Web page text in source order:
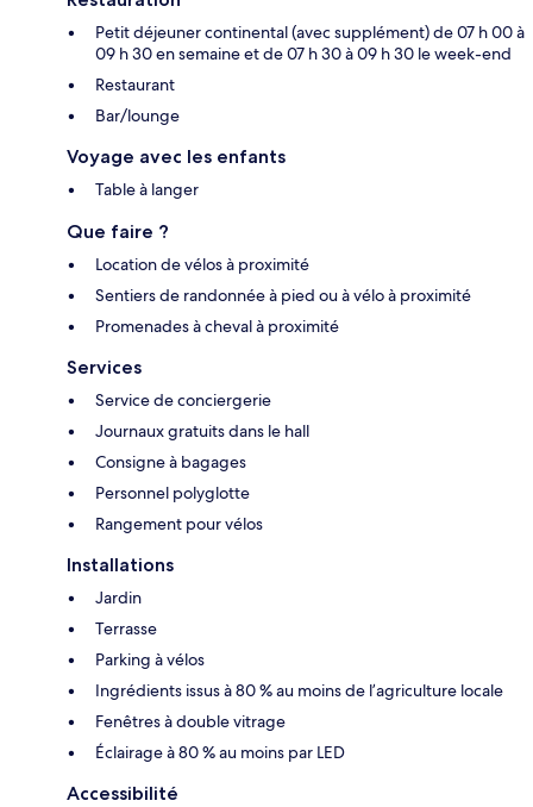
Petit déjeuner continental (avec supplément) de 07 h 00 à
09 h 30 en semaine et de 07 h 30 à 09 h 30 le week-end
Restaurant
Bar/lounge
Voyage avec les enfants
Table à langer
Que faire ?
Location de vélos à proximité
Sentiers de randonnée à pied ou à vélo à proximité
Promenades à cheval à proximité
Services
Service de conciergerie
Journaux gratuits dans le hall
Consigne à bagages
Personnel polyglotte
Rangement pour vélos
Installations
Jardin
Terrasse
Parking à vélos
Ingrédients issus à 80 % au moins de l’agriculture locale
Fenêtres à double vitrage
Éclairage à 80 % au moins par LED
Accessibilité